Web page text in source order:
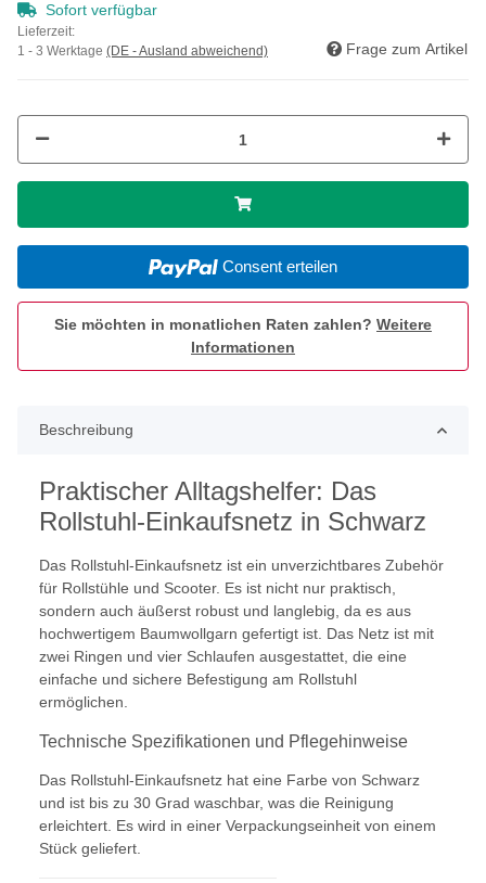
Sofort verfügbar
Lieferzeit:
1 - 3 Werktage (DE - Ausland abweichend) Frage zum Artikel
Consent erteilen
Sie möchten in monatlichen Raten zahlen? Weitere
Informationen
Beschreibung
Praktischer Alltagshelfer: Das
Rollstuhl-Einkaufsnetz in Schwarz
Das Rollstuhl-Einkaufsnetz ist ein unverzichtbares Zubehör
für Rollstühle und Scooter. Es ist nicht nur praktisch,
sondern auch äußerst robust und langlebig, da es aus
hochwertigem Baumwollgarn gefertigt ist. Das Netz ist mit
zwei Ringen und vier Schlaufen ausgestattet, die eine
einfache und sichere Befestigung am Rollstuhl
ermöglichen.
Technische Spezifikationen und Pflegehinweise
Das Rollstuhl-Einkaufsnetz hat eine Farbe von Schwarz
und ist bis zu 30 Grad waschbar, was die Reinigung
erleichtert. Es wird in einer Verpackungseinheit von einem
Stück geliefert.